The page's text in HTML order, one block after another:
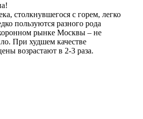
столкнувшегося с горем, легко
пользуются разного рода
рынке Москвы – не
При худшем качестве
возрастают в 2-3 раза.